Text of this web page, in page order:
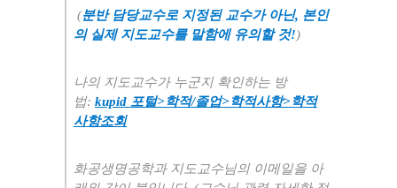
(분반 담당교수로 지정된 교수가 아닌, 본인
의 실제 지도교수를 말함에 유의할 것!)
나의 지도교수가 누군지 확인하는 방
법: kupid 포털>학적/졸업>학적사항>학적
사항조회
화공생명공학과 지도교수님의 이메일을 아